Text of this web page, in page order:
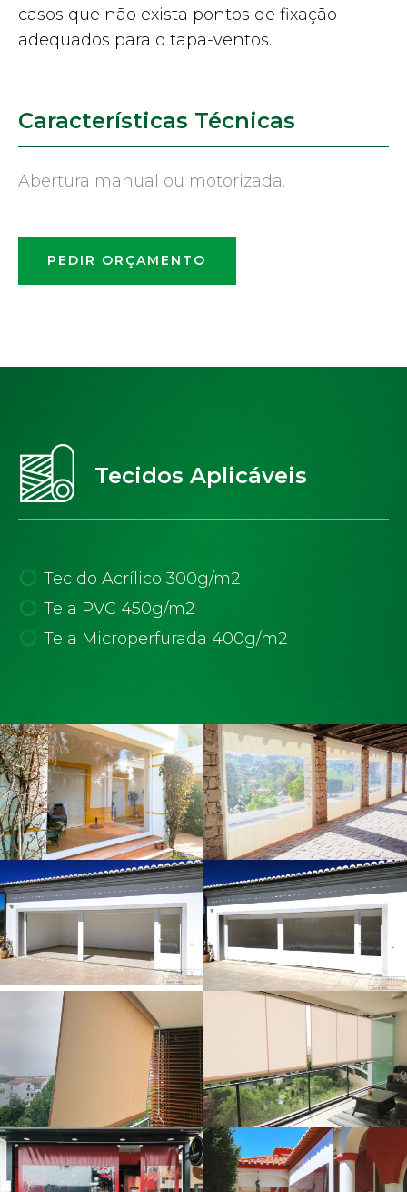
casos que não exista pontos de fixação
adequados para o tapa-ventos.
Características Técnicas
Abertura manual ou motorizada.
PEDIR ORÇAMENTO
Tecidos Aplicáveis
Tecido Acrílico 300g/m2
Tela PVC 450g/m2
Tela Microperfurada 400g/m2